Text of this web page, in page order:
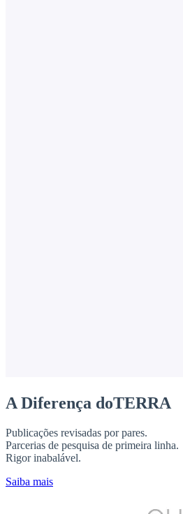
A Diferença doTERRA
Publicações revisadas por pares.
Parcerias de pesquisa de primeira linha.
Rigor inabalável.
Saiba mais